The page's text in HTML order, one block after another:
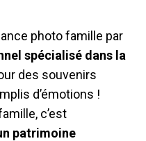
photo famille par
spécialisé dans la
des souvenirs
d’émotions !
c’est
patrimoine